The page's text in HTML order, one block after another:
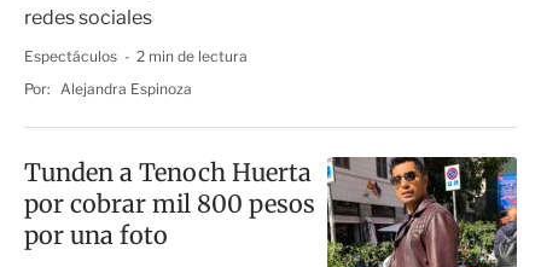
redes sociales
Espectáculos
2 min de lectura
Por: Alejandra Espinoza
Tunden a Tenoch Huerta
por cobrar mil 800 pesos
por una foto